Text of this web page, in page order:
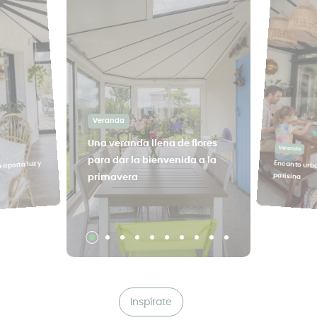
luz y
Una veranda llena de flores
para dar la bienvenida a la
primavera
Veranda
Encanto
parisina
Veranda
Inspírate